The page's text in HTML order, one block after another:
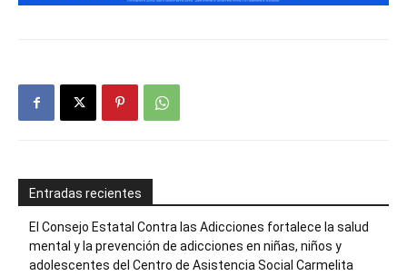
Entradas recientes
El Consejo Estatal Contra las Adicciones fortalece la salud
mental y la prevención de adicciones en niñas, niños y
adolescentes del Centro de Asistencia Social Carmelita